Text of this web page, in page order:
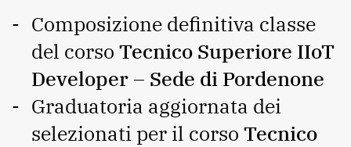
Composizione definitiva classe
del corso Tecnico Superiore IIoT
Developer – Sede di Pordenone
Graduatoria aggiornata dei
selezionati per il corso Tecnico